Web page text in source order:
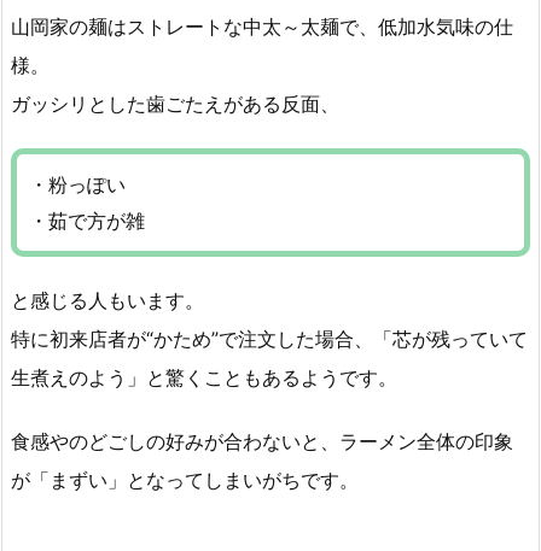
山岡家の麺はストレートな中太～太麺で、低加水気味の仕
様。
ガッシリとした歯ごたえがある反面、
・粉っぽい
・茹で方が雑
と感じる人もいます。
特に初来店者が“かため”で注文した場合、「芯が残っていて
生煮えのよう」と驚くこともあるようです。
食感やのどごしの好みが合わないと、ラーメン全体の印象
が「まずい」となってしまいがちです。